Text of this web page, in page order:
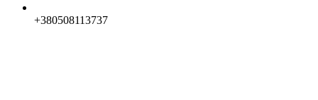
+380508113737